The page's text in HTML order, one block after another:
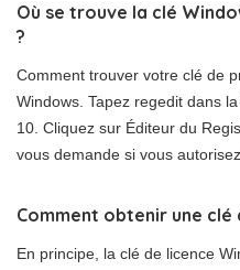
Où se trouve la clé
?
Comment trouver votre clé de
Windows. Tapez regedit dans
10. Cliquez sur Éditeur du
vous demande si vous autorisez
Comment obtenir une clé
En principe, la clé de licence